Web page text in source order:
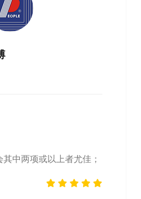
中两项或以上者尤佳；